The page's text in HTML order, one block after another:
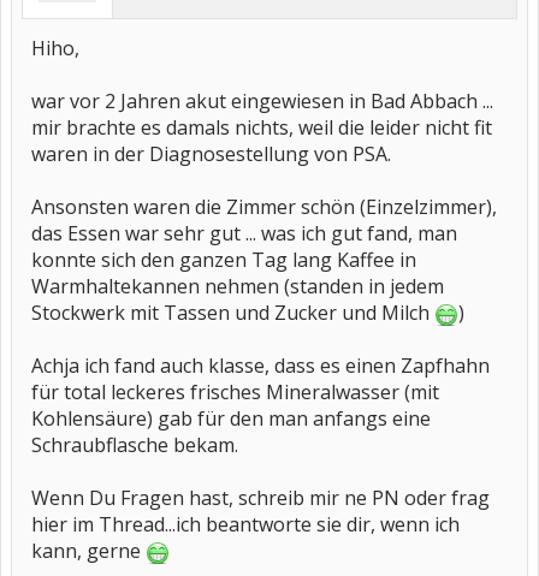
Hiho,
war vor 2 Jahren akut eingewiesen in Bad Abbach ...
mir brachte es damals nichts, weil die leider nicht fit
waren in der Diagnosestellung von PSA.
Ansonsten waren die Zimmer schön (Einzelzimmer),
das Essen war sehr gut ... was ich gut fand, man
konnte sich den ganzen Tag lang Kaffee in
Warmhaltekannen nehmen (standen in jedem
Stockwerk mit Tassen und Zucker und Milch
)
Achja ich fand auch klasse, dass es einen Zapfhahn
für total leckeres frisches Mineralwasser (mit
Kohlensäure) gab für den man anfangs eine
Schraubflasche bekam.
Wenn Du Fragen hast, schreib mir ne PN oder frag
hier im Thread...ich beantworte sie dir, wenn ich
kann, gerne